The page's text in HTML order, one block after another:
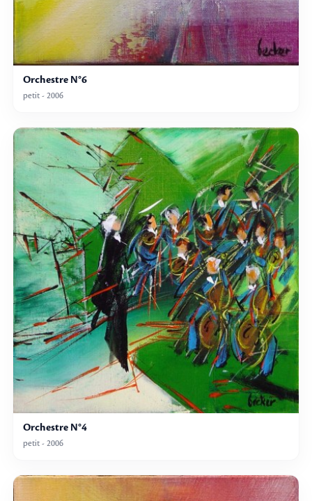
Orchestre N°6
petit - 2006
Orchestre N°4
petit - 2006